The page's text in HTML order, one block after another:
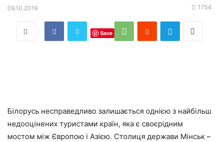
09.10.2019 1754
Save
Білорусь несправедливо залишається однією з найбільш
недооцінених туристами країн, яка є своєрідним
мостом між Європою і Азією. Столиця держави Мінськ –